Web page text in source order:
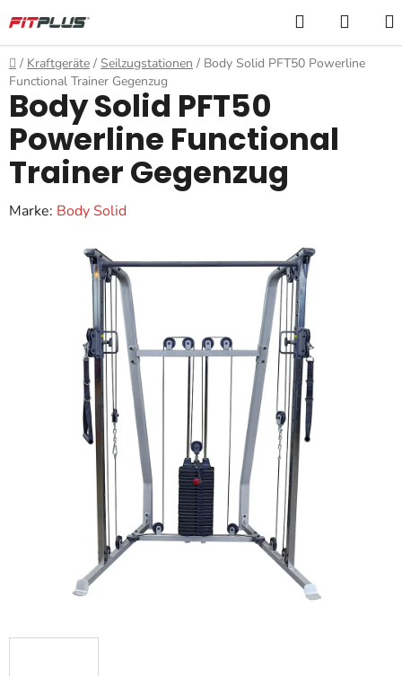
Inhalt
springen
Suchen
Startseite
/ Kraftgeräte / Seilzugstationen / Body Solid PFT50 Powerline
Functional Trainer Gegenzug
Body Solid PFT50
Powerline Functional
Trainer Gegenzug
Marke: Body Solid